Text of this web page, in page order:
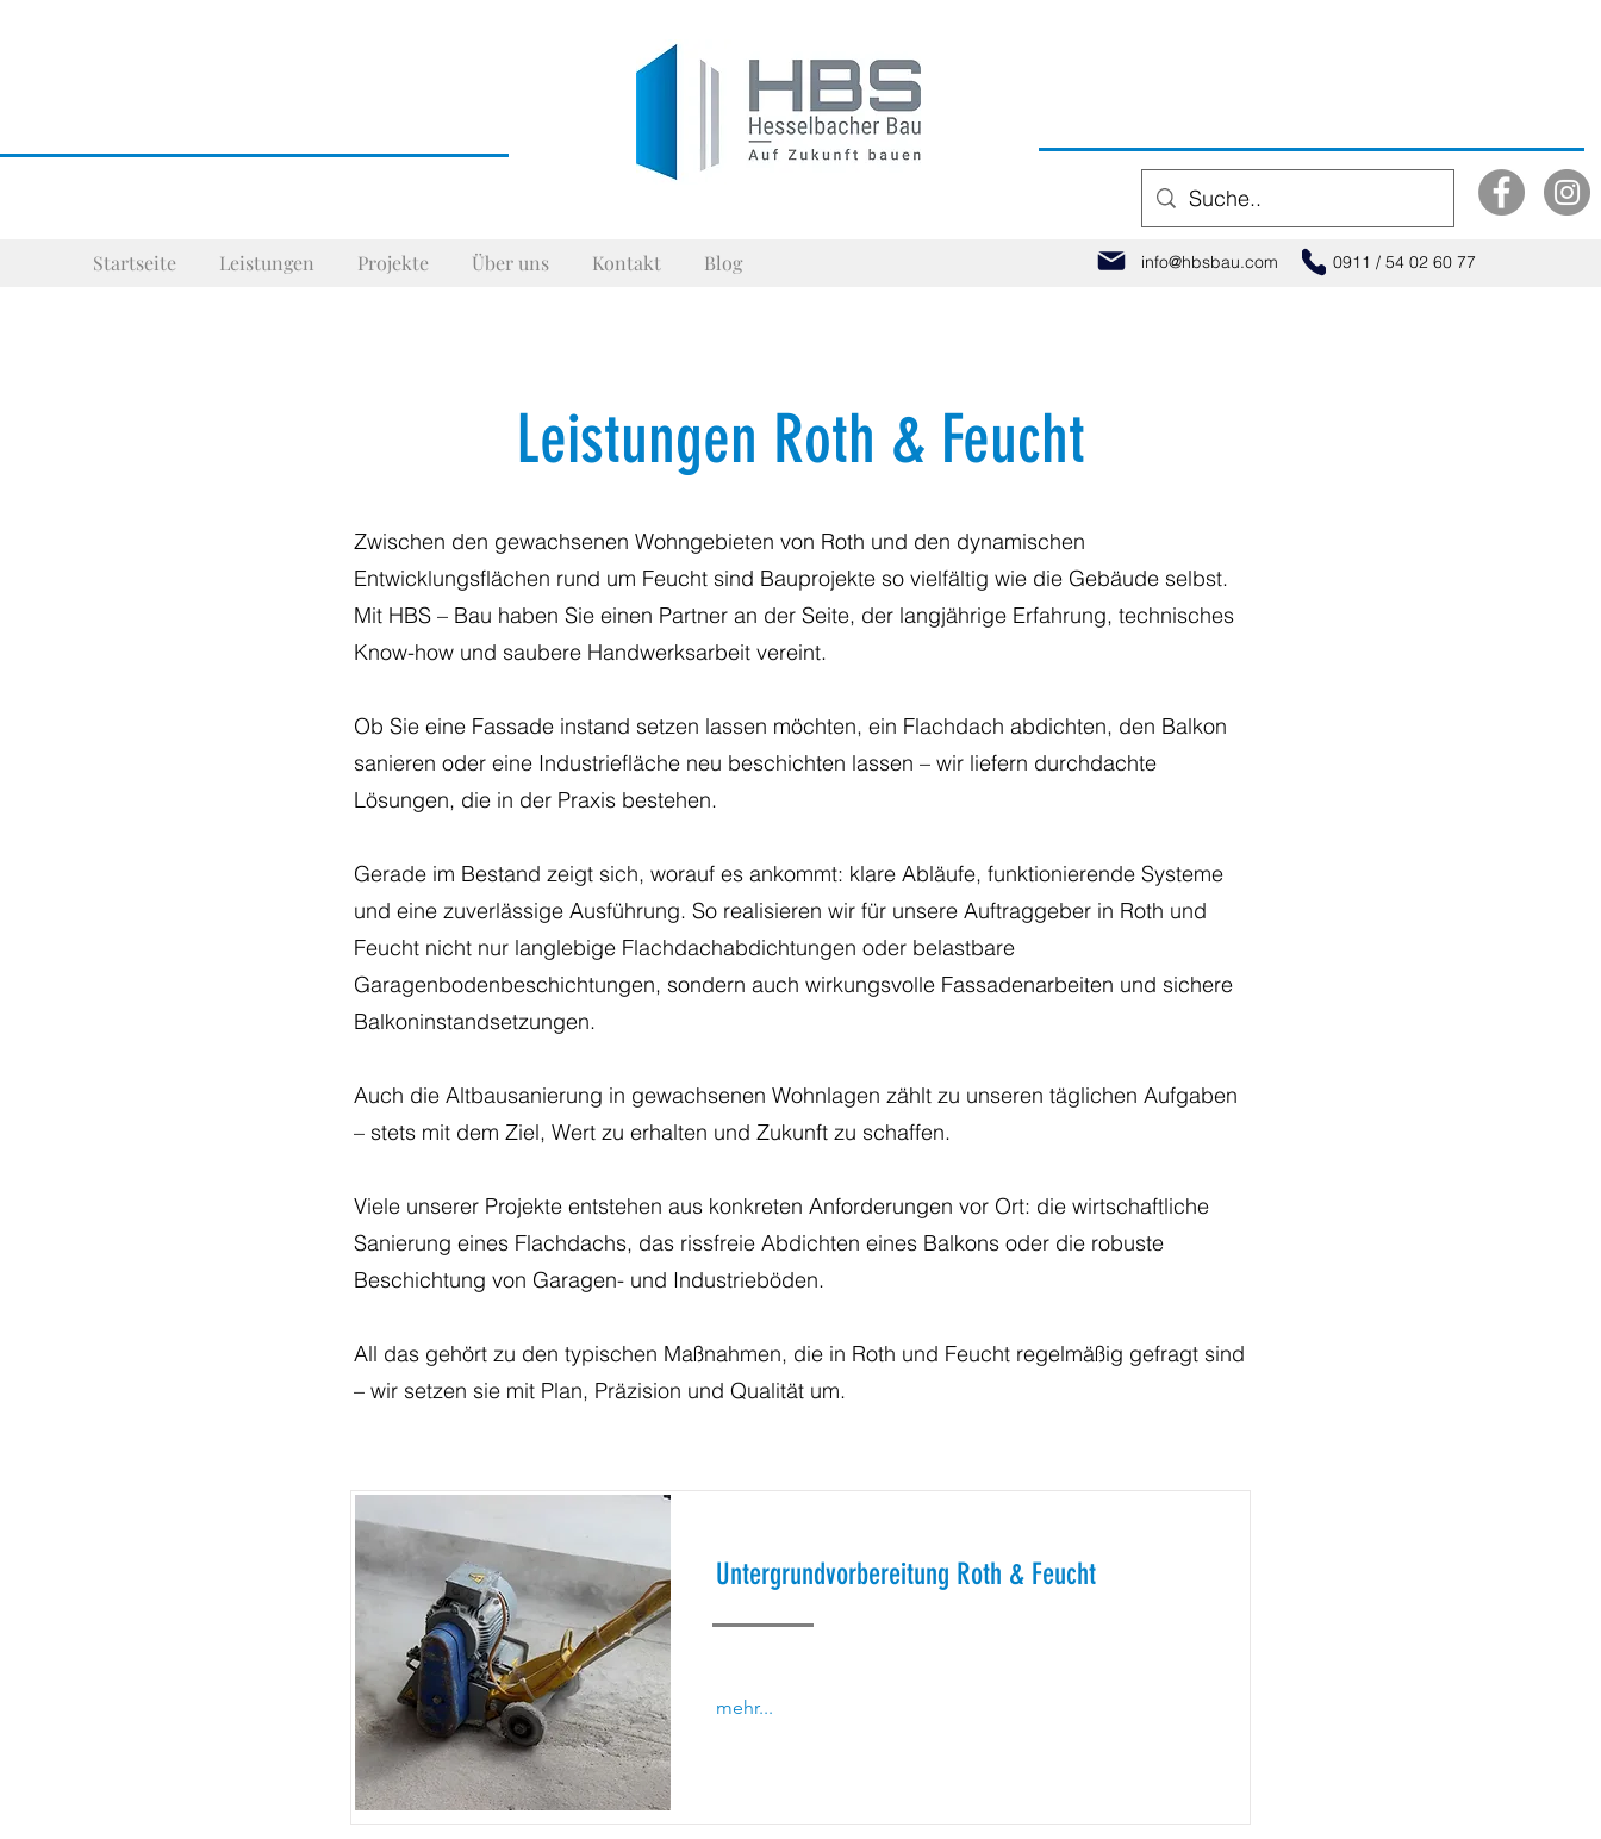
Startseite Leistungen Projekte Über uns Kontakt Blog info@hbsbau.com 0911 / 54 02 60 77
Leistungen Roth & Feucht
Zwischen den gewachsenen Wohngebieten von Roth und den dynamischen
Entwicklungsflächen rund um Feucht sind Bauprojekte so vielfältig wie die Gebäude selbst.
Mit HBS – Bau haben Sie einen Partner an der Seite, der langjährige Erfahrung, technisches
Know-how und saubere Handwerksarbeit vereint.
Ob Sie eine Fassade instand setzen lassen möchten, ein Flachdach abdichten, den Balkon
sanieren oder eine Industriefläche neu beschichten lassen – wir liefern durchdachte
Lösungen, die in der Praxis bestehen.
Gerade im Bestand zeigt sich, worauf es ankommt: klare Abläufe, funktionierende Systeme
und eine zuverlässige Ausführung. So realisieren wir für unsere Auftraggeber in Roth und
Feucht nicht nur langlebige Flachdachabdichtungen oder belastbare
Garagenbodenbeschichtungen, sondern auch wirkungsvolle Fassadenarbeiten und sichere
Balkoninstandsetzungen.
Auch die Altbausanierung in gewachsenen Wohnlagen zählt zu unseren täglichen Aufgaben
– stets mit dem Ziel, Wert zu erhalten und Zukunft zu schaffen.
Viele unserer Projekte entstehen aus konkreten Anforderungen vor Ort: die wirtschaftliche
Sanierung eines Flachdachs, das rissfreie Abdichten eines Balkons oder die robuste
Beschichtung von Garagen- und Industrieböden.
All das gehört zu den typischen Maßnahmen, die in Roth und Feucht regelmäßig gefragt sind
– wir setzen sie mit Plan, Präzision und Qualität um.
Untergrundvorbereitung Roth & Feucht
mehr...